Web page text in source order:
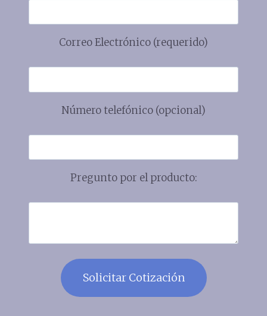
Correo Electrónico (requerido)
Número telefónico (opcional)
Pregunto por el producto: